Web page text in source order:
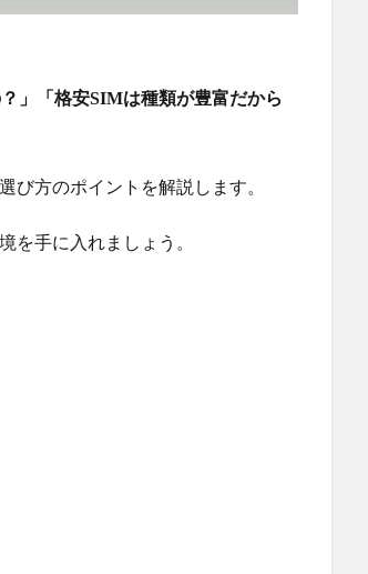
」「格安SIMは種類が豊富だから
び方のポイントを解説します。
を手に入れましょう。